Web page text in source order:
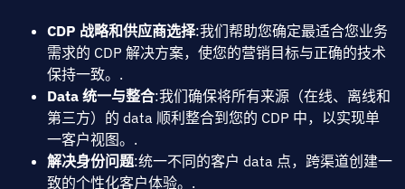
CDP 战略和供应商选择:我们帮助您确定最适合您业务
需求的 CDP 解决方案，使您的营销目标与正确的技术
保持一致。.
Data 统一与整合:我们确保将所有来源（在线、离线和
第三方）的 data 顺利整合到您的 CDP 中，以实现单
一客户视图。.
解决身份问题:统一不同的客户 data 点，跨渠道创建一
致的个性化客户体验。.